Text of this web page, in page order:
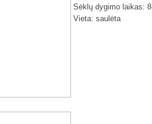
Sėklų dygimo laikas:
Vieta: saulėta